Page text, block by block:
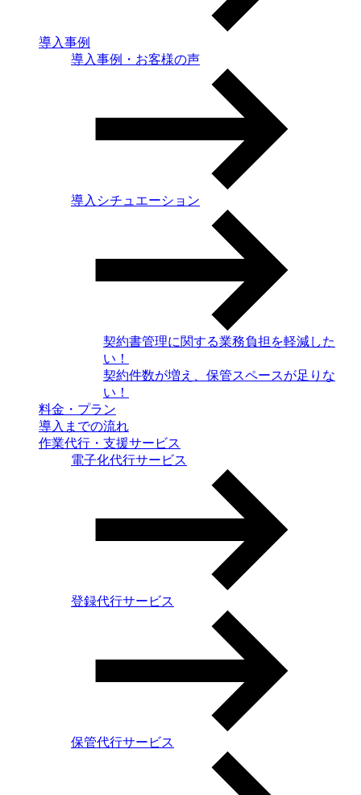
導入事例
導入事例・お客様の声
導入シチュエーション
契約書管理に関する業務負担を軽減した
い！
契約件数が増え、保管スペースが足りな
い！
料金・プラン
導入までの流れ
作業代行・支援サービス
電子化代行サービス
登録代行サービス
保管代行サービス